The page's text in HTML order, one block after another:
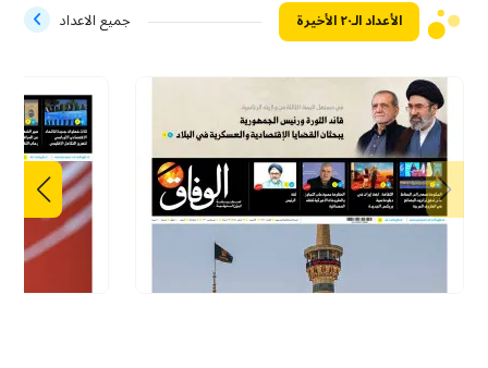
الأعداد الـ۲۰ الأخيرة جميع الاعداد